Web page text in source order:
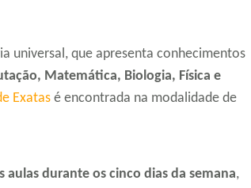
universal, que apresenta conhecimentos
Matemática, Biologia, Física e
Exatas é encontrada na modalidade de
aulas durante os cinco dias da semana,